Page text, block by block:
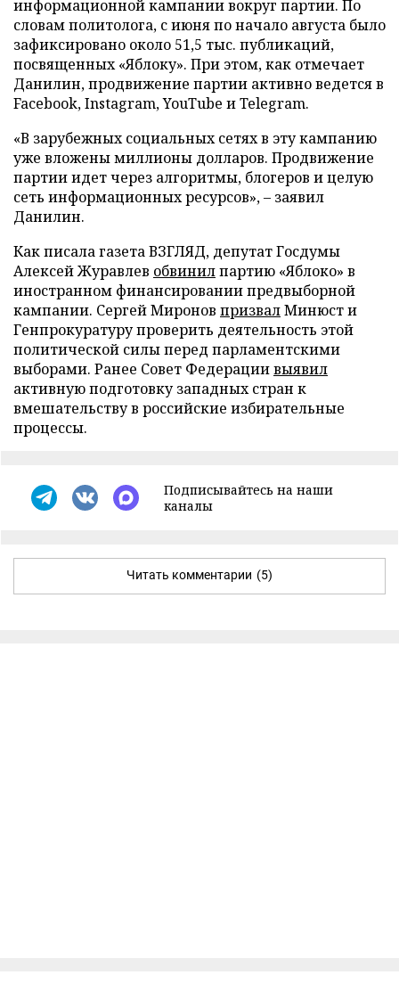
информационной кампании вокруг партии. По
словам политолога, с июня по начало августа было
зафиксировано около 51,5 тыс. публикаций,
посвященных «Яблоку». При этом, как отмечает
Данилин, продвижение партии активно ведется в
Facebook, Instagram, YouTube и Telegram.
«В зарубежных социальных сетях в эту кампанию
уже вложены миллионы долларов. Продвижение
партии идет через алгоритмы, блогеров и целую
сеть информационных ресурсов», – заявил
Данилин.
Как писала газета ВЗГЛЯД, депутат Госдумы
Алексей Журавлев обвинилпартию «Яблоко» в
иностранном финансировании предвыборной
кампании. Сергей Миронов призвалМинюст и
Генпрокуратуру проверить деятельность этой
политической силы перед парламентскими
выборами. Ранее Совет Федерациивыявил
активную подготовку западных стран к
вмешательству в российские избирательные
процессы.
Подписывайтесь на наши
каналы
Читать комментарии (5)